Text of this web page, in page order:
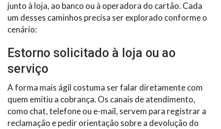
junto à loja, ao banco ou à operadora do cartão. Cada
um desses caminhos precisa ser explorado conforme o
cenário:
Estorno solicitado à loja ou ao
serviço
A forma mais ágil costuma ser falar diretamente com
quem emitiu a cobrança. Os canais de atendimento,
como chat, telefone ou e-mail, servem para registrar a
reclamação e pedir orientação sobre a devolução do